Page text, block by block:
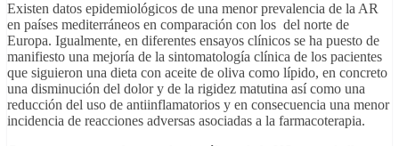
Existen datos epidemiológicos de una menor prevalencia de la AR
en países mediterráneos en comparación con los del norte de
Europa. Igualmente, en diferentes ensayos clínicos se ha puesto de
manifiesto una mejoría de la sintomatología clínica de los pacientes
que siguieron una dieta con aceite de oliva como lípido, en concreto
una disminución del dolor y de la rigidez matutina así como una
reducción del uso de antiinflamatorios y en consecuencia una menor
incidencia de reacciones adversas asociadas a la farmacoterapia.